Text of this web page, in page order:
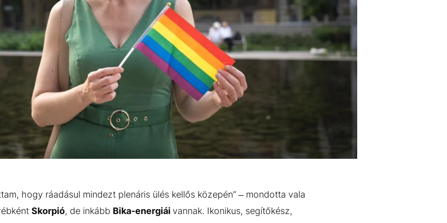
hogy ráadásul mindezt plenáris ülés kellős közepén“ – mondotta vala
Skorpió, de inkább Bika-energiái vannak. Ikonikus, segítőkész,